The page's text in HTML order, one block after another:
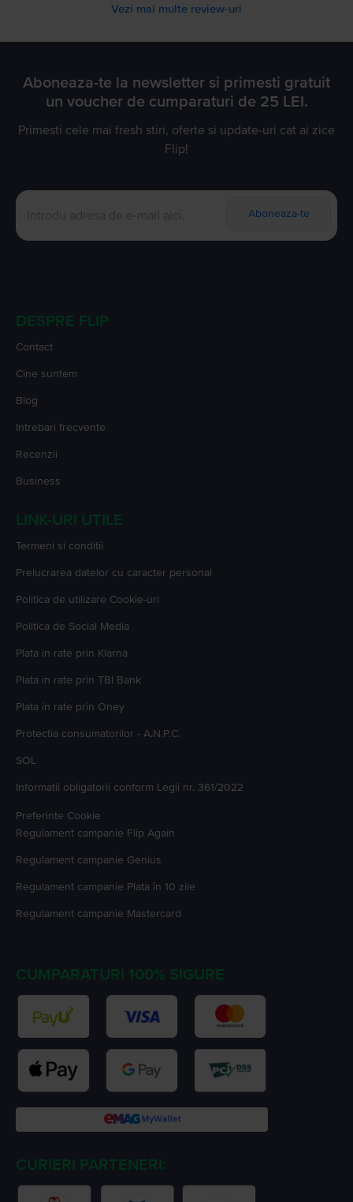
Vezi mai multe review-uri
Aboneaza-te la newsletter si primesti gratuit
un voucher de cumparaturi de 25 LEI.
Primesti cele mai fresh stiri, oferte si update-uri cat ai zice
Flip!
Aboneaza-te
DESPRE FLIP
Contact
Cine suntem
Blog
Intrebari frecvente
Recenzii
Business
LINK-URI UTILE
Termeni si conditii
Prelucrarea datelor cu caracter personal
Politica de utilizare Cookie-uri
Politica de Social Media
Plata in rate prin Klarna
Plata in rate prin TBI Bank
Plata in rate prin Oney
Protectia consumatorilor - A.N.P.C.
SOL
Informatii obligatorii conform Legii nr. 361/2022
Preferinte Cookie
Regulament campanie Flip Again
Regulament campanie Genius
Regulament campanie Plata în 10 zile
Regulament campanie Mastercard
CUMPARATURI 100% SIGURE
CURIERI PARTENERI: